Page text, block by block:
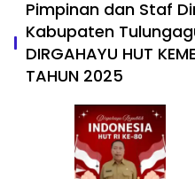
Pimpinan dan Staf
Kabupaten
DIRGAHAYU HUT
TAHUN 2025